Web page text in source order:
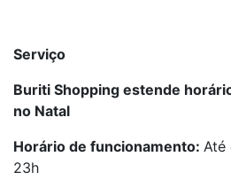
Serviço
Buriti Shopping estende
no Natal
Horário de funcionamento: Até
23h